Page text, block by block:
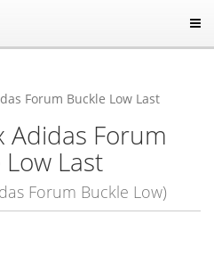
Forum Buckle Low Last
Adidas Forum
Last
Forum Buckle Low)